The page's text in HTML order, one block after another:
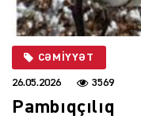
CƏMIYYƏT
26.05.2026 3569
Pambıqçılıq